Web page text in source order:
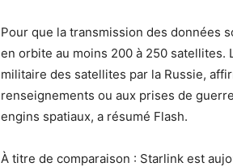
Pour que la transmission des données
en orbite au moins 200 à 250 satellites.
militaire des satellites par la Russie,
renseignements ou aux prises de
engins spatiaux, a résumé Flash.
À titre de comparaison : Starlink est